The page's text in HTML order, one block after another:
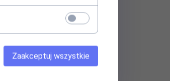
Zaakceptuj wszystkie